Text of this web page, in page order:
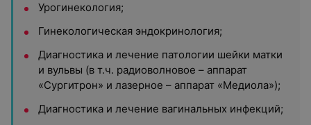
Урогинекология;
Гинекологическая эндокринология;
Диагностика и лечение патологии шейки матки
и вульвы (в т.ч. радиоволновое – аппарат
«Сургитрон» и лазерное – аппарат «Медиола»);
Диагностика и лечение вагинальных инфекций;